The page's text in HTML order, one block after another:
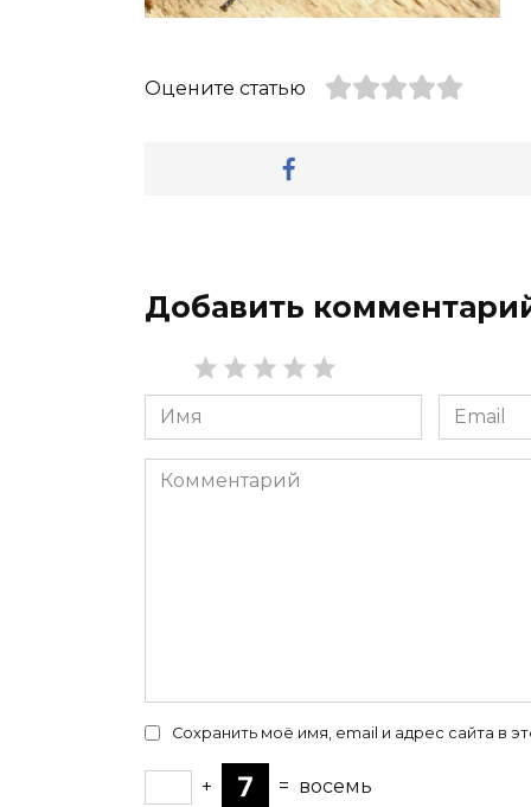
Оцените статью
Добавить
Имя
*
Email
*
Комментарий
Сохранить моё имя, email и адрес сайта в
+ = восемь